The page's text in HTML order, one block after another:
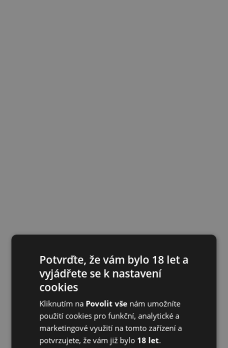
Potvrďte, že vám bylo 18 let a
vyjádřete se k nastavení
cookies
Kliknutím na Povolit vše nám umožníte
použití cookies pro funkční, analytické a
marketingové využití na tomto zařízení a
potvrzujete, že vám již bylo 18 let.